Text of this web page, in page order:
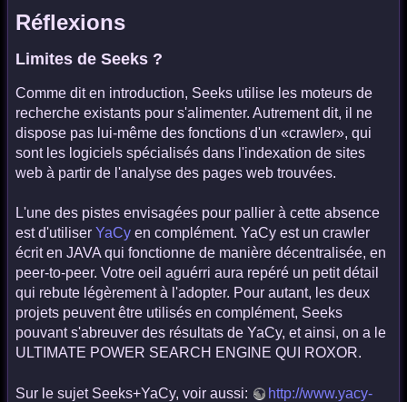
Réflexions
Limites de Seeks ?
Comme dit en introduction, Seeks utilise les moteurs de
recherche existants pour s'alimenter. Autrement dit, il ne
dispose pas lui-même des fonctions d'un «crawler», qui
sont les logiciels spécialisés dans l'indexation de sites
web à partir de l'analyse des pages web trouvées.
L'une des pistes envisagées pour pallier à cette absence
est d'utiliser YaCy en complément. YaCy est un crawler
écrit en JAVA qui fonctionne de manière décentralisée, en
peer-to-peer. Votre oeil aguérri aura repéré un petit détail
qui rebute légèrement à l'adopter. Pour autant, les deux
projets peuvent être utilisés en complément, Seeks
pouvant s'abreuver des résultats de YaCy, et ainsi, on a le
ULTIMATE POWER SEARCH ENGINE QUI ROXOR.
Sur le sujet Seeks+YaCy, voir aussi:
http://www.yacy-